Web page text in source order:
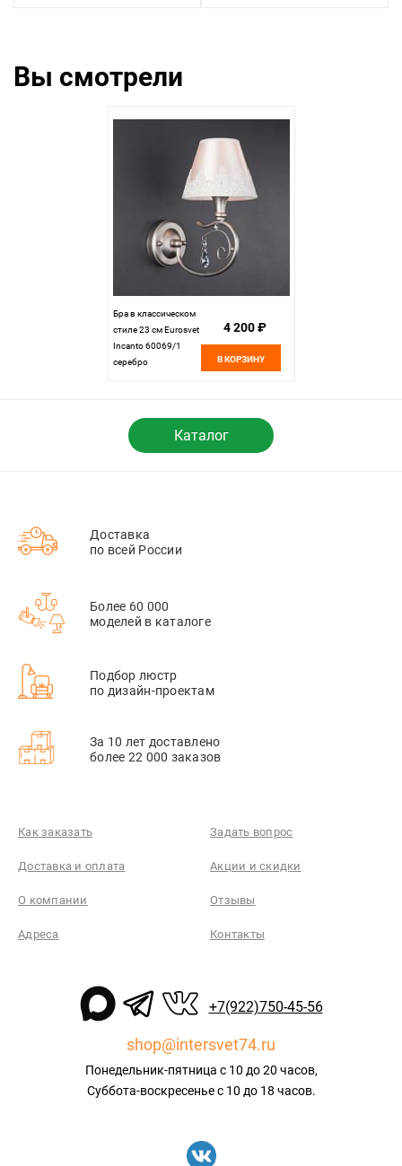
Вы смотрели
Бра в классическом
стиле 23 см Eurosvet
Incanto 60069/1
серебро
4 200 ₽
В КОРЗИНУ
Каталог
Доставка
по всей России
Более 60 000
моделей в каталоге
Подбор люстр
по дизайн-проектам
За 10 лет доставлено
более 22 000 заказов
Как заказать Задать вопрос
Доставка и оплата Акции и скидки
О компании Отзывы
Адреса Контакты
+7(922)750-45-56
shop@intersvet74.ru
Понедельник-пятница с 10 до 20 часов,
Суббота-воскресенье с 10 до 18 часов.